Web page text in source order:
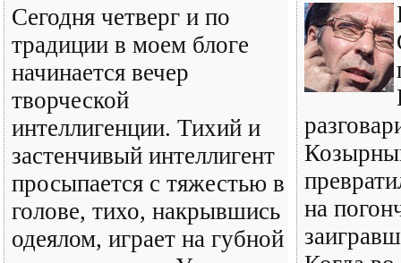
Сегодня четверг и по
традиции в моем блоге
начинается вечер
творческой
интеллигенции. Тихий и
застенчивый интеллигент
просыпается с тяжестью в
голове, тихо, накрывшись
одеялом, играет на губной
на